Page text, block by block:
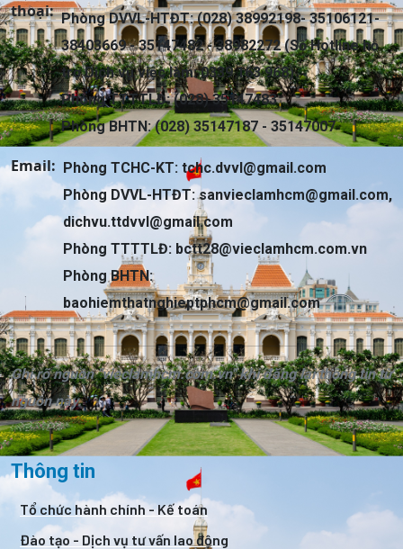
thoại: Phòng DVVL-HTĐT: (028) 38992198- 35106121-
38403669 - 35147482 - 38982272 (Số Hotline hỗ
trợ Dịch vụ việc làm: 0339 163 968)
Phòng TTTTLĐ: (028) 35147483
Phòng BHTN: (028) 35147187 - 35147007
Email: Phòng TCHC-KT: tchc.dvvl@gmail.com
Phòng DVVL-HTĐT:sanvieclamhcm@gmail.com,
dichvu.ttdvvl@gmail.com
Phòng TTTTLĐ: bctt28@vieclamhcm.com.vn
Phòng BHTN:
baohiemthatnghieptphcm@gmail.com
Ghi rõ nguồn "vieclamhcm.com.vn" khi đăng lại thông tin từ
nguồn này.
Thông tin
Tổ chức hành chính - Kế toán
Đào tạo - Dịch vụ tư vấn lao động